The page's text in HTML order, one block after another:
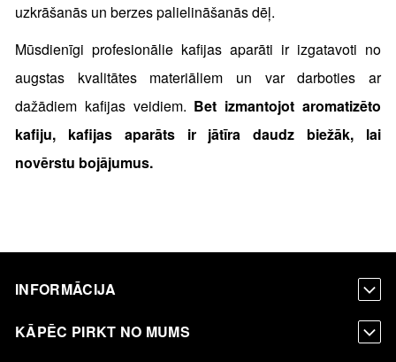
uzkrāšanās un berzes palielināšanās dēļ.
Mūsdienīgi profesionālie kafijas aparāti ir izgatavoti no
augstas kvalitātes materiāliem un var darboties ar
dažādiem kafijas veidiem. Bet izmantojot aromatizēto
kafiju, kafijas aparāts ir jātīra daudz biežāk, lai
novērstu bojājumus.
INFORMĀCIJA
KĀPĒC PIRKT NO MUMS